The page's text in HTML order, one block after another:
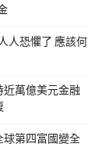
人恐懼了 應該何
萬億美元金融
球第四富國變全